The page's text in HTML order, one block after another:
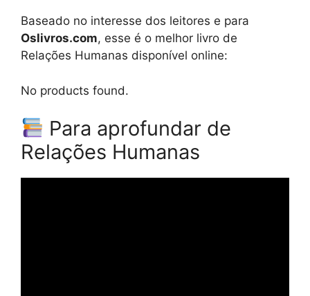
Baseado no interesse dos leitores e para
Oslivros.com, esse é o melhor livro de
Relações Humanas disponível online:
No products found.
Para aprofundar de
Relações Humanas